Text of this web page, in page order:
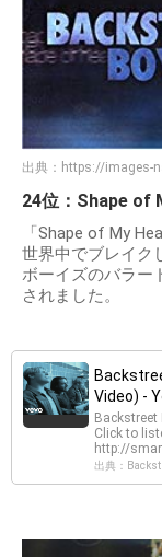
出典： https://images-
24位：Shape of
「Shape of My
世界中でブレイク
ボーイズのバラー
されました。
Video) -
Backstreet
Click to
http://
出典：